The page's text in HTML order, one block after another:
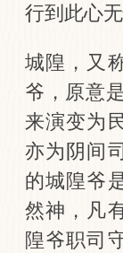
行到此心
城隍，又
爷，原意
来演变为
亦为阴间
的城隍爷
然神，凡
隍爷职司